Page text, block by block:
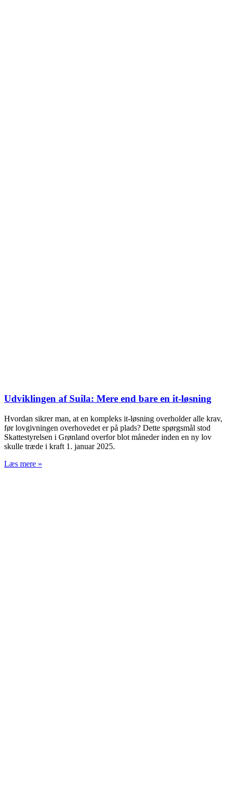
Udviklingen af Suila: Mere end bare en it-løsning
Hvordan sikrer man, at en kompleks it-løsning overholder alle krav,
før lovgivningen overhovedet er på plads? Dette spørgsmål stod
Skattestyrelsen i Grønland overfor blot måneder inden en ny lov
skulle træde i kraft 1. januar 2025.
Læs mere »